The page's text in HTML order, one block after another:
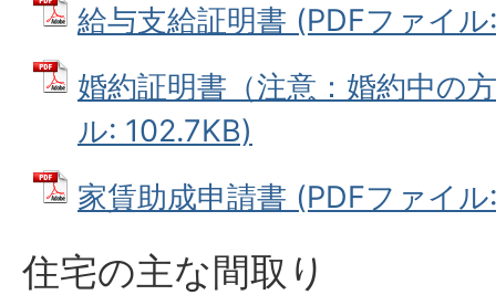
給与支給証明書 (PDFファイル
婚約証明書（注意：婚約中の
ル: 102.7KB)
家賃助成申請書 (PDFファイ
住宅の主な間取り